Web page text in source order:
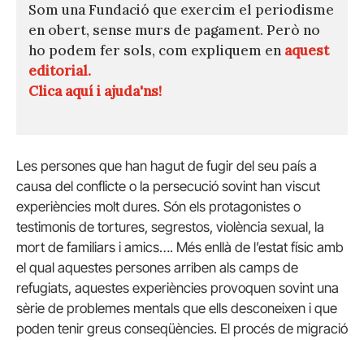
Som una Fundació que exercim el periodisme
en obert, sense murs de pagament. Però no
ho podem fer sols, com expliquem en aquest
editorial.
Clica aquí i ajuda'ns!
Les persones que han hagut de fugir del seu país a
causa del conflicte o la persecució sovint han viscut
experiències molt dures. Són els protagonistes o
testimonis de tortures, segrestos, violència sexual, la
mort de familiars i amics…. Més enllà de l’estat físic amb
el qual aquestes persones arriben als camps de
refugiats, aquestes experiències provoquen sovint una
sèrie de problemes mentals que ells desconeixen i que
poden tenir greus conseqüències. El procés de migració